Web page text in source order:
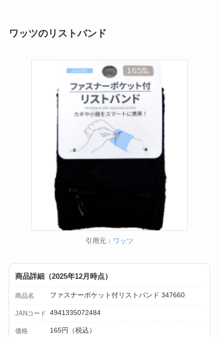
ワッツのリストバンド
引用元： ワッツ
商品詳細（2025年12月時点）
商品名 ファスナーポケット付リストバンド 347660
JANコード 4941335072484
価格 165円（税込）